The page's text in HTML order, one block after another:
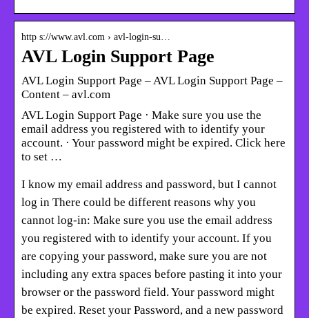
http s://www.avl.com › avl-login-su…
AVL Login Support Page
AVL Login Support Page – AVL Login Support Page –
Content – avl.com
AVL Login Support Page · Make sure you use the
email address you registered with to identify your
account. · Your password might be expired. Click here
to set …
I know my email address and password, but I cannot
log in There could be different reasons why you
cannot log-in: Make sure you use the email address
you registered with to identify your account. If you
are copying your password, make sure you are not
including any extra spaces before pasting it into your
browser or the password field. Your password might
be expired. Reset your Password, and a new password